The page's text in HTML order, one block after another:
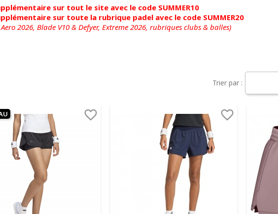
sur tout le site avec le code SUMMER10
sur toute la rubrique padel avec le code SUMMER20
2026, Blade V10 & Defyer, Extreme 2026, rubriques clubs & balles)
Trier par :
 